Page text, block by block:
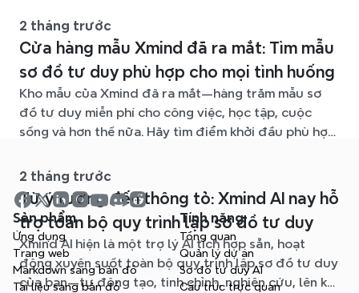
2 tháng trước
Cửa hàng mẫu Xmind đã ra mắt: Tìm mẫu
sơ đồ tư duy phù hợp cho mọi tình huống
Kho mẫu của Xmind đã ra mắt—hàng trăm mẫu sơ
đồ tư duy miễn phí cho công việc, học tập, cuộc
sống và hơn thế nữa. Hãy tìm điểm khởi đầu phù hợp
2 tháng trước
Từ ý tưởng đến thông tỏ: Xmind AI nay hỗ
trợ toàn bộ quy trình lập sơ đồ tư duy
Xmind AI hiện là một trợ lý AI tích hợp sẵn, hoạt
động xuyên suốt toàn bộ quy trình lập sơ đồ tư duy
của bạn—tự động tạo, tinh chỉnh, nghiên cứu, lên kế
Sản phẩm
Ứng dụng
Trang web
Markdown sang bản đồ
Tài liệu sang bản đồ
Tính năng
Tổng quan
Quản lý dự án
Sơ đồ tư duy AI
Cấu trúc trực quan